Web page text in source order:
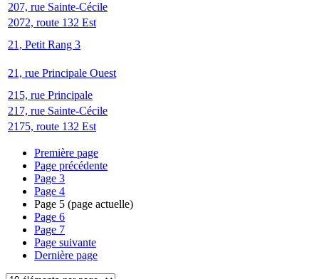
207, rue Sainte-Cécile
2072, route 132 Est
21, Petit Rang 3
21, rue Principale Ouest
215, rue Principale
217, rue Sainte-Cécile
2175, route 132 Est
Première page
Page précédente
Page 3
Page 4
Page 5 (page actuelle)
Page 6
Page 7
Page suivante
Dernière page